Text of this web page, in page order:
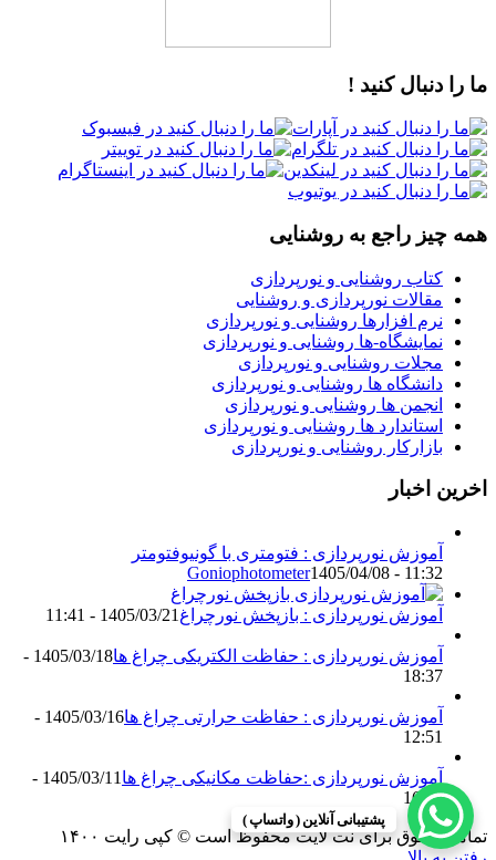
ما را دنبال کنید !
همه چیز راجع به روشنایی
کتاب روشنایی و نورپردازی
مقالات نورپردازی و روشنایی
نرم افزارها روشنایی و نورپردازی
نمایشگاه-ها روشنایی و نورپردازی
مجلات روشنایی و نورپردازی
دانشگاه ها روشنایی و نورپردازی
انجمن ها روشنایی و نورپردازی
استاندارد ها روشنایی و نورپردازی
بازارکار روشنایی و نورپردازی
اخرین اخبار
آموزش نورپردازی : فتومتری با گونیوفتومتر
Goniophotometer1405/04/08 - 11:32
آموزش نورپردازی : بازپخش نورچراغ 1405/03/21 - 11:41
آموزش نورپردازی : حفاظت الکتریکی چراغ ها
1405/03/18 -
18:37
آموزش نورپردازی : حفاظت حرارتی چراغ ها
1405/03/16 -
12:51
آموزش نورپردازی :حفاظت مکانیکی چراغ ها
1405/03/11 -
16:13
تمامی حقوق برای نت لایت محفوظ است © کپی رایت ۱۴۰۰
پشتیبانی آنلاین ( واتساپ )